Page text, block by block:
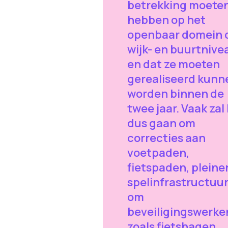
betrekking
hebben op het
openbaar domein
wijk- en
en dat ze moeten
gerealiseerd
worden binnen de
twee jaar. Vaak
dus gaan om
correcties aan
voetpaden,
fietspaden,
om